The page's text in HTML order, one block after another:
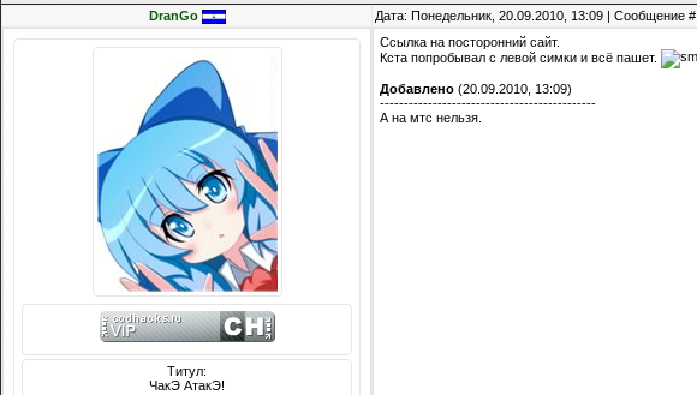
DranGo Дата: Понедельник, 20.09.2010, 13:09 | Сообщение #
Титул:
ЧакЭ АтакЭ!
Ссылка на посторонний сайт.
Кста попробывал с левой симки и всё пашет.
Добавлено (20.09.2010, 13:09)
---------------------------------------------
А на мтс нельзя.